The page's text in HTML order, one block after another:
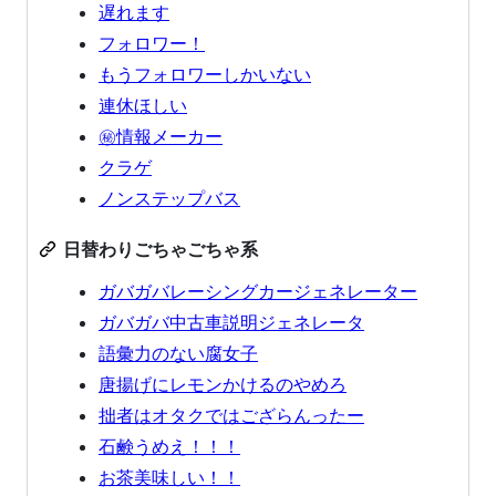
遅れます
フォロワー！
もうフォロワーしかいない
連休ほしい
㊙️情報メーカー
クラゲ
ノンステップバス
日替わりごちゃごちゃ系
ガバガバレーシングカージェネレーター
ガバガバ中古車説明ジェネレータ
語彙力のない腐女子
唐揚げにレモンかけるのやめろ
拙者はオタクではござらんったー
石鹸うめえ！！！
お茶美味しい！！